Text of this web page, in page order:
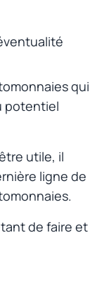
qui
potentiel
utile, il
ligne de
de faire et